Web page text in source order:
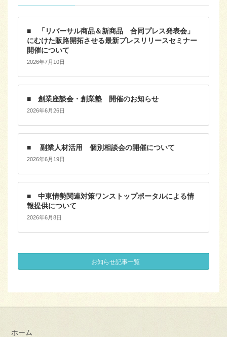
■ 「リバーサル商品＆新商品 合同プレス発表会」
にむけた販路開拓させる最新プレスリリースセミナー
開催について
2026年7月10日
■ 創業座談会・創業塾 開催のお知らせ
2026年6月26日
■ 副業人材活用 個別相談会の開催について
2026年6月19日
■ 中東情勢関連対策ワンストップポータルによる情
報提供について
2026年6月8日
お知らせ記事一覧
ホーム